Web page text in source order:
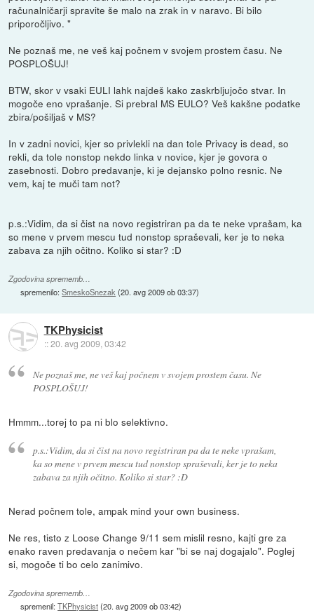
računalničarji spravite še malo na zrak in v naravo. Bi bilo
priporočljivo. "
Ne poznaš me, ne veš kaj počnem v svojem prostem času. Ne
POSPLOŠUJ!
BTW, skor v vsaki EULI lahk najdeš kako zaskrbljujočo stvar. In
mogoče eno vprašanje. Si prebral MS EULO? Veš kakšne podatke
zbira/pošiljaš v MS?
In v zadni novici, kjer so privlekli na dan tole Privacy is dead, so
rekli, da tole nonstop nekdo linka v novice, kjer je govora o
zasebnosti. Dobro predavanje, ki je dejansko polno resnic. Ne
vem, kaj te muči tam not?
p.s.:Vidim, da si čist na novo registriran pa da te neke vprašam, ka
so mene v prvem mescu tud nonstop spraševali, ker je to neka
zabava za njih očitno. Koliko si star? :D
Zgodovina sprememb…
spremenilo:SmeskoSnezak (20. avg 2009 ob 03:37)
TKPhysicist
::20. avg 2009, 03:42
Ne poznaš me, ne veš kaj počnem v svojem prostem času. Ne
POSPLOŠUJ!
Hmmm...torej to pa ni blo selektivno.
p.s.:Vidim, da si čist na novo registriran pa da te neke vprašam,
ka so mene v prvem mescu tud nonstop spraševali, ker je to neka
zabava za njih očitno. Koliko si star? :D
Nerad počnem tole, ampak mind your own business.
Ne res, tisto z Loose Change 9/11 sem mislil resno, kajti gre za
enako raven predavanja o nečem kar "bi se naj dogajalo". Poglej
si, mogoče ti bo celo zanimivo.
Zgodovina sprememb…
spremenil:TKPhysicist(20. avg 2009 ob 03:42)